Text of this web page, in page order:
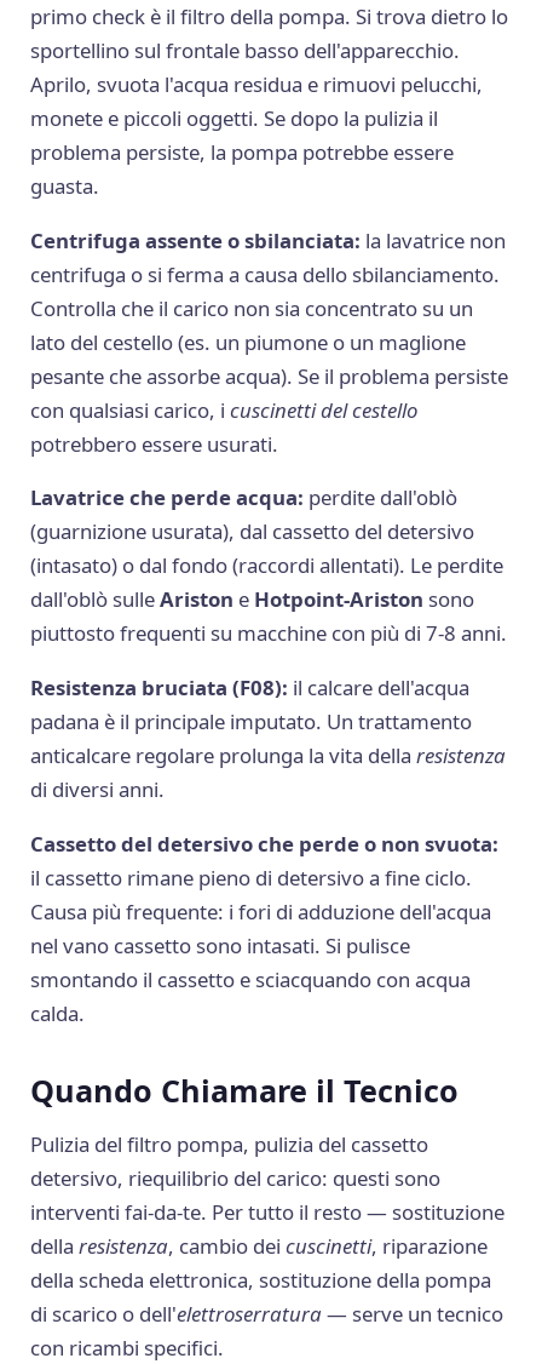
primo check è il filtro della pompa. Si trova dietro lo
sportellino sul frontale basso dell'apparecchio.
Aprilo, svuota l'acqua residua e rimuovi pelucchi,
monete e piccoli oggetti. Se dopo la pulizia il
problema persiste, la pompa potrebbe essere
guasta.
Centrifuga assente o sbilanciata: la lavatrice non
centrifuga o si ferma a causa dello sbilanciamento.
Controlla che il carico non sia concentrato su un
lato del cestello (es. un piumone o un maglione
pesante che assorbe acqua). Se il problema persiste
con qualsiasi carico, icuscinetti del cestello
potrebbero essere usurati.
Lavatrice che perde acqua: perdite dall'oblò
(guarnizione usurata), dal cassetto del detersivo
(intasato) o dal fondo (raccordi allentati). Le perdite
dall'oblò sulleAriston e Hotpoint-Ariston sono
piuttosto frequenti su macchine con più di 7-8 anni.
Resistenza bruciata (F08): il calcare dell'acqua
padana è il principale imputato. Un trattamento
anticalcare regolare prolunga la vita dellaresistenza
di diversi anni.
Cassetto del detersivo che perde o non svuota:
il cassetto rimane pieno di detersivo a fine ciclo.
Causa più frequente: i fori di adduzione dell'acqua
nel vano cassetto sono intasati. Si pulisce
smontando il cassetto e sciacquando con acqua
calda.
Quando Chiamare il Tecnico
Pulizia del filtro pompa, pulizia del cassetto
detersivo, riequilibrio del carico: questi sono
interventi fai-da-te. Per tutto il resto — sostituzione
dellaresistenza, cambio deicuscinetti, riparazione
della scheda elettronica, sostituzione della pompa
di scarico o dell'elettroserratura— serve un tecnico
con ricambi specifici.